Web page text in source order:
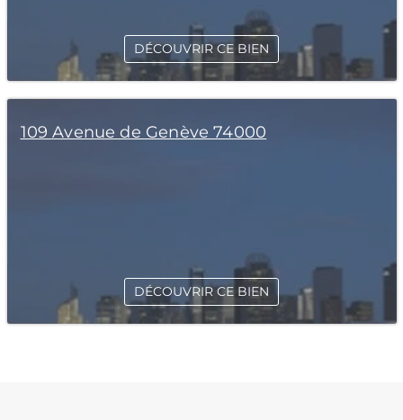
DÉCOUVRIR CE BIEN
109 Avenue de Genève 74000
DÉCOUVRIR CE BIEN